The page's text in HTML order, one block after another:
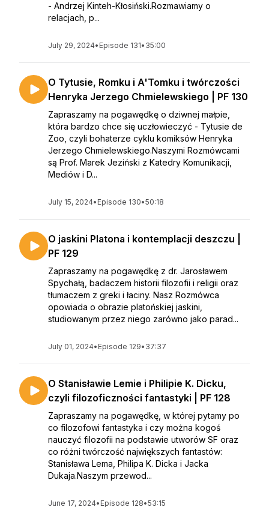
- Andrzej Kinteh-Kłosiński.Rozmawiamy o
relacjach, p...
July 29, 2024• Episode 131• 35:00
O Tytusie, Romku i A'Tomku i twórczości
Henryka Jerzego Chmielewskiego | PF 130
Zapraszamy na pogawędkę o dziwnej małpie,
która bardzo chce się uczłowieczyć - Tytusie de
Zoo, czyli bohaterze cyklu komiksów Henryka
Jerzego Chmielewskiego.Naszymi Rozmówcami
są Prof. Marek Jeziński z Katedry Komunikacji,
Mediów i D...
July 15, 2024• Episode 130•50:18
O jaskini Platona i kontemplacji deszczu |
PF 129
Zapraszamy na pogawędkę z dr. Jarosławem
Spychałą, badaczem historii filozofii i religii oraz
tłumaczem z greki i łaciny. Nasz Rozmówca
opowiada o obrazie platońskiej jaskini,
studiowanym przez niego zarówno jako parad...
July 01, 2024• Episode 129• 37:37
O Stanisławie Lemie i Philipie K. Dicku,
czyli filozoficzności fantastyki | PF 128
Zapraszamy na pogawędkę, w której pytamy po
co filozofowi fantastyka i czy można kogoś
nauczyć filozofii na podstawie utworów SF oraz
co różni twórczość największych fantastów:
Stanisława Lema, Philipa K. Dicka i Jacka
Dukaja.Naszym przewod...
June 17, 2024• Episode 128•53:15